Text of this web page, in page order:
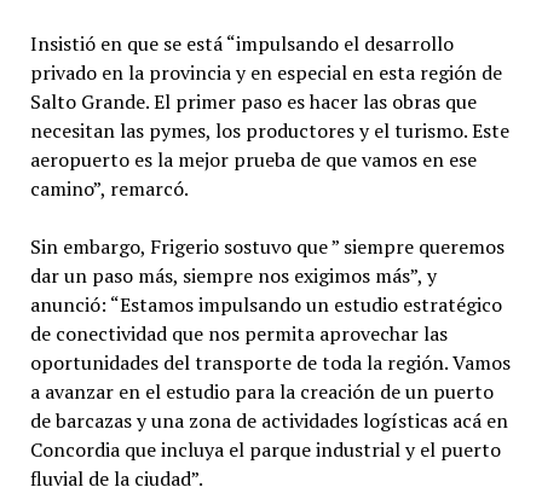
Insistió en que se está “impulsando el desarrollo
privado en la provincia y en especial en esta región de
Salto Grande. El primer paso es hacer las obras que
necesitan las pymes, los productores y el turismo. Este
aeropuerto es la mejor prueba de que vamos en ese
camino”, remarcó.
Sin embargo, Frigerio sostuvo que ” siempre queremos
dar un paso más, siempre nos exigimos más”, y
anunció: “Estamos impulsando un estudio estratégico
de conectividad que nos permita aprovechar las
oportunidades del transporte de toda la región. Vamos
a avanzar en el estudio para la creación de un puerto
de barcazas y una zona de actividades logísticas acá en
Concordia que incluya el parque industrial y el puerto
fluvial de la ciudad”.